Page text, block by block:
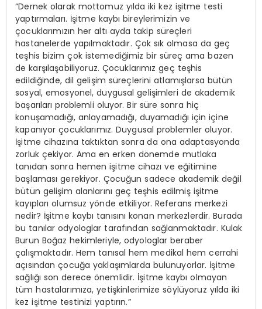
“Dernek olarak mottomuz yılda iki kez işitme testi
yaptırmaları. İşitme kaybı bireylerimizin ve
çocuklarımızın her altı ayda takip süreçleri
hastanelerde yapılmaktadır. Çok sık olmasa da geç
teşhis bizim çok istemediğimiz bir süreç ama bazen
de karşılaşabiliyoruz. Çocuklarımız geç teşhis
edildiğinde, dil gelişim süreçlerini atlamışlarsa bütün
sosyal, emosyonel, duygusal gelişimleri de akademik
başarıları problemli oluyor. Bir süre sonra hiç
konuşamadığı, anlayamadığı, duyamadığı için içine
kapanıyor çocuklarımız. Duygusal problemler oluyor.
İşitme cihazına taktıktan sonra da ona adaptasyonda
zorluk çekiyor. Ama en erken dönemde mutlaka
tanıdan sonra hemen işitme cihazı ve eğitimine
başlaması gerekiyor. Çocuğun sadece akademik değil
bütün gelişim alanlarını geç teşhis edilmiş işitme
kayıpları olumsuz yönde etkiliyor. Referans merkezi
nedir? İşitme kaybı tanısını konan merkezlerdir. Burada
bu tanılar odyologlar tarafından sağlanmaktadır. Kulak
Burun Boğaz hekimleriyle, odyologlar beraber
çalışmaktadır. Hem tanısal hem medikal hem cerrahi
açısından çocuğa yaklaşımlarda bulunuyorlar. İşitme
sağlığı son derece önemlidir. İşitme kaybı olmayan
tüm hastalarımıza, yetişkinlerimize söylüyoruz yılda iki
kez işitme testinizi yaptırın.”